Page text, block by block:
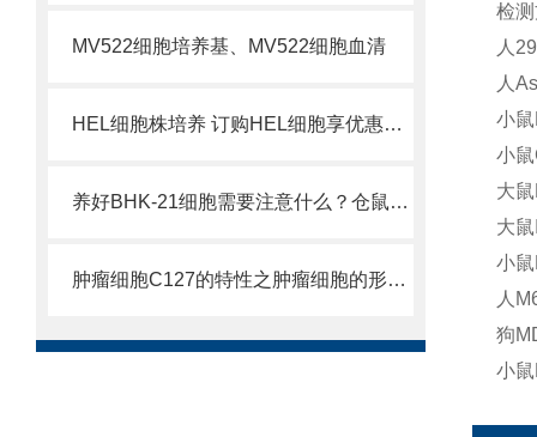
MV522细胞培养基、MV522细胞血清
HEL细胞株培养 订购HEL细胞享优惠价格
养好BHK-21细胞需要注意什么？仓鼠肾细胞库
肿瘤细胞C127的特性之肿瘤细胞的形态学特征
检
人
人
小
小
大
大
小
人
狗
小